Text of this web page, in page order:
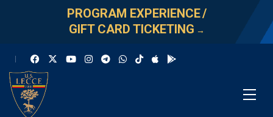
PROGRAM EXPERIENCE/
GIFT CARD TICKETING →